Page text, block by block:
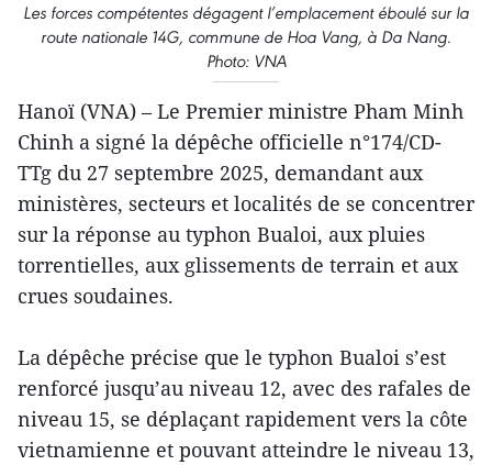
Les forces compétentes dégagent l’emplacement éboulé sur la
route nationale 14G, commune de Hoa Vang, à Da Nang.
Photo: VNA
Hanoï (VNA) – Le Premier ministre Pham Minh
Chinh a signé la dépêche officielle n°174/CD-
TTg du 27 septembre 2025, demandant aux
ministères, secteurs et localités de se concentrer
sur la réponse au typhon Bualoi, aux pluies
torrentielles, aux glissements de terrain et aux
crues soudaines.
La dépêche précise que le typhon Bualoi s’est
renforcé jusqu’au niveau 12, avec des rafales de
niveau 15, se déplaçant rapidement vers la côte
vietnamienne et pouvant atteindre le niveau 13,